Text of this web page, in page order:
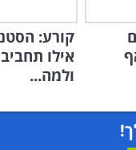
קורע:
אילו
ולמה...